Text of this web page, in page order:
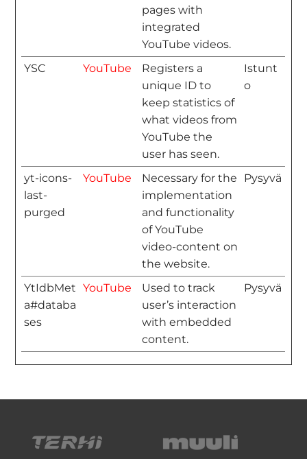
pages with
integrated
YouTube videos.
YSC YouTube
Registers a
unique ID to
keep statistics of
what videos from
YouTube the
user has seen.
Istunt
o
yt-icons-
last-
purged
YouTube
Necessary for the
implementation
and functionality
of YouTube
video-content on
the website.
Pysyvä
YtIdbMet
a#databa
ses
YouTube
Used to track
user’s interaction
with embedded
content.
Pysyvä